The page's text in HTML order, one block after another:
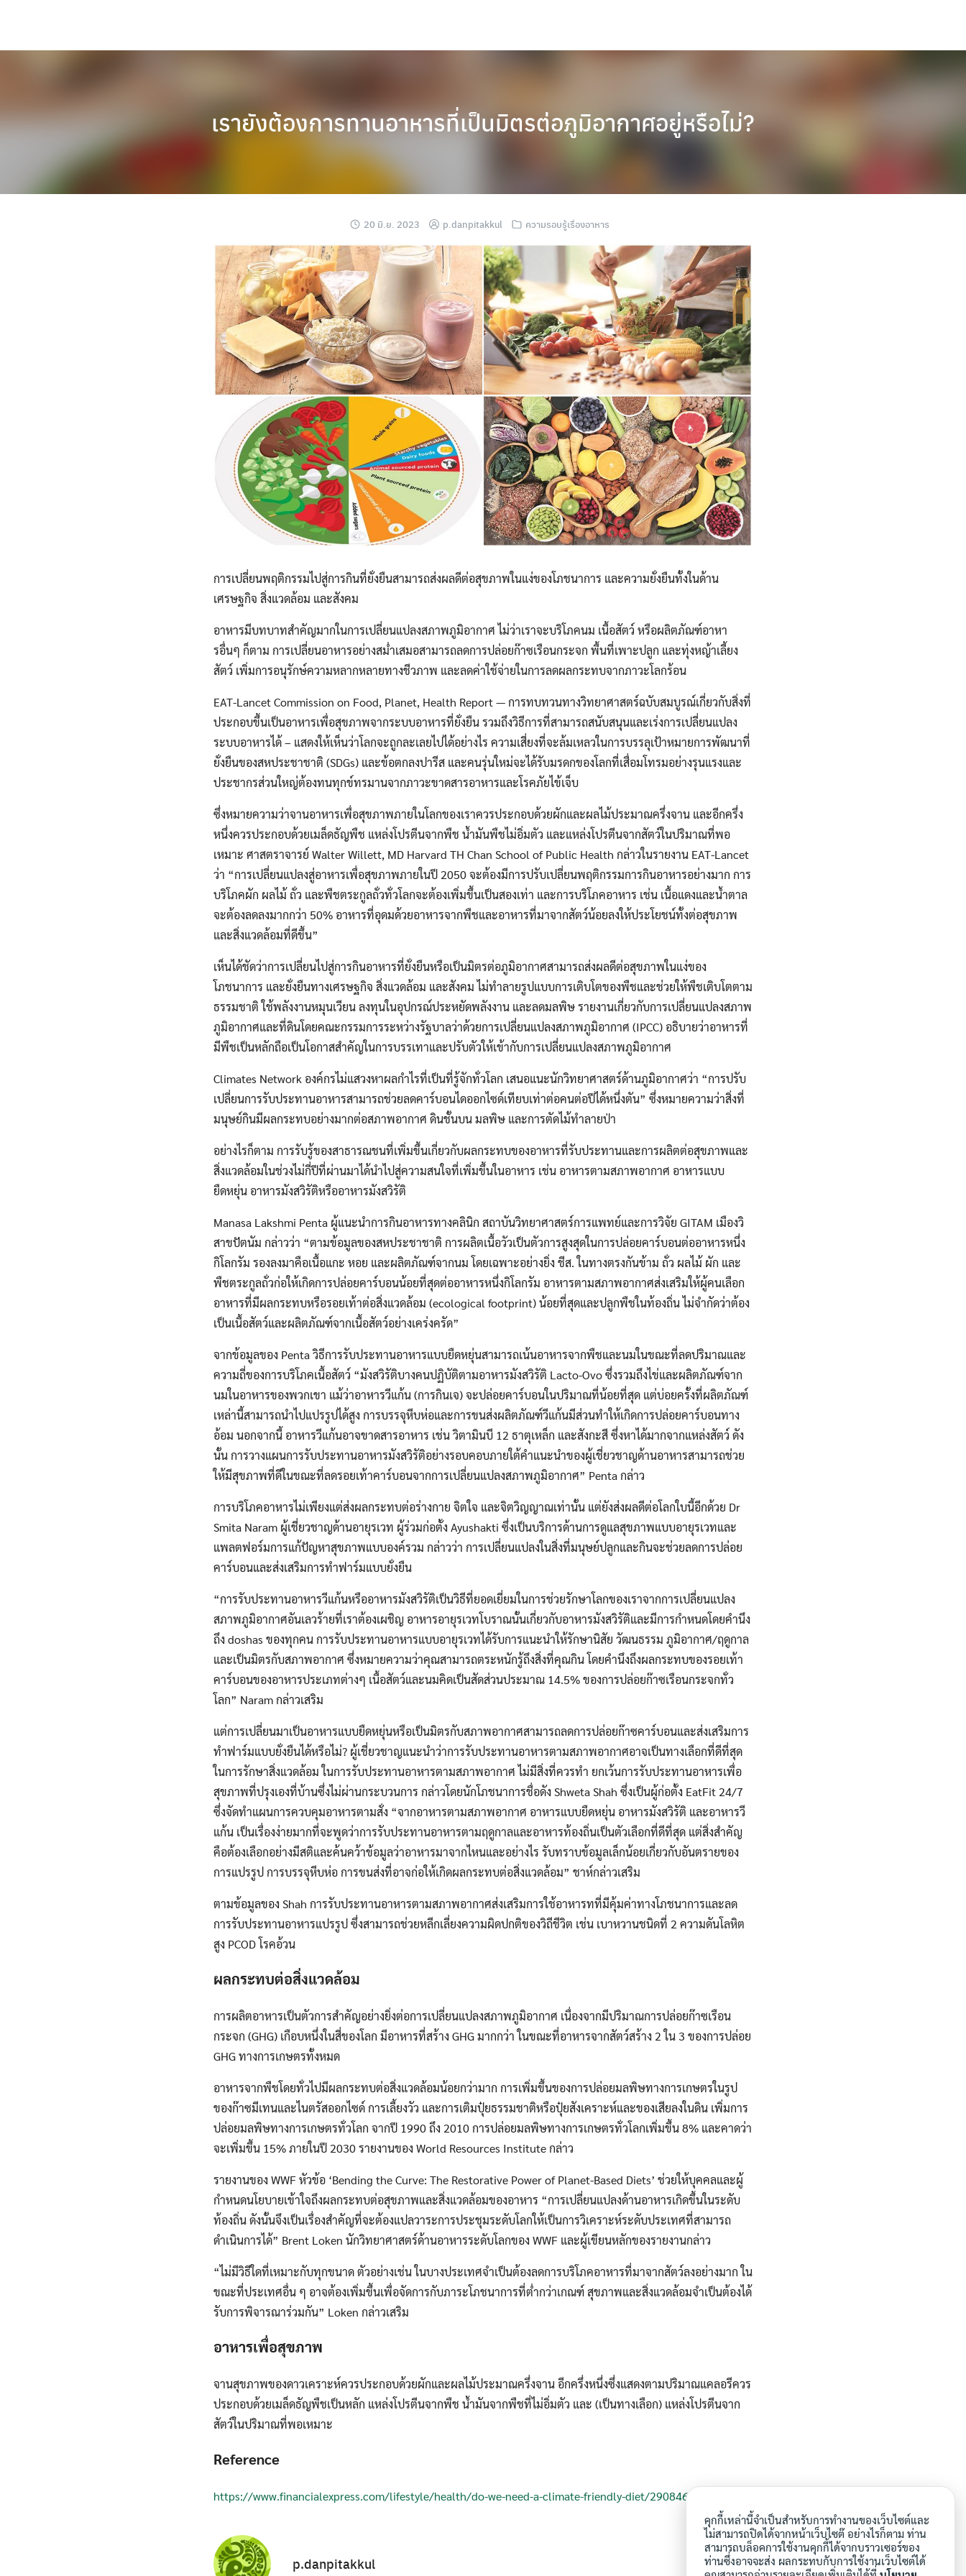
for:
Search
เรายังต้องการทานอาหารที่เป็นมิตรต่อภูมิอากาศอยู่หรือไม่?
20 มิ.ย. 2023 p.danpitakkul ความรอบรู้เรื่องอาหาร
การเปลี่ยนพฤติกรรมไปสู่การกินที่ยั่งยืนสามารถส่งผลดีต่อสุขภาพในแง่ของโภชนาการ และความยั่งยืนทั้งในด้าน
เศรษฐกิจ สิ่งแวดล้อม และสังคม
อาหารมีบทบาทสำคัญมากในการเปลี่ยนแปลงสภาพภูมิอากาศ ไม่ว่าเราจะบริโภคนม เนื้อสัตว์ หรือผลิตภัณฑ์อาหา
รอื่นๆ ก็ตาม การเปลี่ยนอาหารอย่างสม่ำเสมอสามารถลดการปล่อยก๊าซเรือนกระจก พื้นที่เพาะปลูก และทุ่งหญ้าเลี้ยง
สัตว์ เพิ่มการอนุรักษ์ความหลากหลายทางชีวภาพ และลดค่าใช้จ่ายในการลดผลกระทบจากภาวะโลกร้อน
EAT-Lancet Commission on Food, Planet, Health Report — การทบทวนทางวิทยาศาสตร์ฉบับสมบูรณ์เกี่ยวกับสิ่งที่
ประกอบขึ้นเป็นอาหารเพื่อสุขภาพจากระบบอาหารที่ยั่งยืน รวมถึงวิธีการที่สามารถสนับสนุนและเร่งการเปลี่ยนแปลง
ระบบอาหารได้ – แสดงให้เห็นว่าโลกจะถูกละเลยไปได้อย่างไร ความเสี่ยงที่จะล้มเหลวในการบรรลุเป้าหมายการพัฒนาที่
ยั่งยืนของสหประชาชาติ (SDGs) และข้อตกลงปารีส และคนรุ่นใหม่จะได้รับมรดกของโลกที่เสื่อมโทรมอย่างรุนแรงและ
ประชากรส่วนใหญ่ต้องทนทุกข์ทรมานจากภาวะขาดสารอาหารและโรคภัยไข้เจ็บ
ซึ่งหมายความว่าจานอาหารเพื่อสุขภาพภายในโลกของเราควรประกอบด้วยผักและผลไม้ประมาณครึ่งจาน และอีกครึ่ง
หนึ่งควรประกอบด้วยเมล็ดธัญพืช แหล่งโปรตีนจากพืช น้ำมันพืชไม่อิ่มตัว และแหล่งโปรตีนจากสัตว์ในปริมาณที่พอ
เหมาะ ศาสตราจารย์ Walter Willett, MD Harvard TH Chan School of Public Health กล่าวในรายงาน EAT-Lancet
ว่า “การเปลี่ยนแปลงสู่อาหารเพื่อสุขภาพภายในปี 2050 จะต้องมีการปรับเปลี่ยนพฤติกรรมการกินอาหารอย่างมาก การ
บริโภคผัก ผลไม้ ถั่ว และพืชตระกูลถั่วทั่วโลกจะต้องเพิ่มขึ้นเป็นสองเท่า และการบริโภคอาหาร เช่น เนื้อแดงและน้ำตาล
จะต้องลดลงมากกว่า 50% อาหารที่อุดมด้วยอาหารจากพืชและอาหารที่มาจากสัตว์น้อยลงให้ประโยชน์ทั้งต่อสุขภาพ
และสิ่งแวดล้อมที่ดีขึ้น”
เห็นได้ชัดว่าการเปลี่ยนไปสู่การกินอาหารที่ยั่งยืนหรือเป็นมิตรต่อภูมิอากาศสามารถส่งผลดีต่อสุขภาพในแง่ของ
โภชนาการ และยั่งยืนทางเศรษฐกิจ สิ่งแวดล้อม และสังคม ไม่ทำลายรูปแบบการเติบโตของพืชและช่วยให้พืชเติบโตตาม
ธรรมชาติ ใช้พลังงานหมุนเวียน ลงทุนในอุปกรณ์ประหยัดพลังงาน และลดมลพิษ รายงานเกี่ยวกับการเปลี่ยนแปลงสภาพ
ภูมิอากาศและที่ดินโดยคณะกรรมการระหว่างรัฐบาลว่าด้วยการเปลี่ยนแปลงสภาพภูมิอากาศ (IPCC) อธิบายว่าอาหารที่
มีพืชเป็นหลักถือเป็นโอกาสสำคัญในการบรรเทาและปรับตัวให้เข้ากับการเปลี่ยนแปลงสภาพภูมิอากาศ
Climates Network องค์กรไม่แสวงหาผลกำไรที่เป็นที่รู้จักทั่วโลก เสนอแนะนักวิทยาศาสตร์ด้านภูมิอากาศว่า “การปรับ
เปลี่ยนการรับประทานอาหารสามารถช่วยลดคาร์บอนไดออกไซด์เทียบเท่าต่อคนต่อปีได้หนึ่งตัน” ซึ่งหมายความว่าสิ่งที่
มนุษย์กินมีผลกระทบอย่างมากต่อสภาพอากาศ ดินชั้นบน มลพิษ และการตัดไม้ทำลายป่า
อย่างไรก็ตาม การรับรู้ของสาธารณชนที่เพิ่มขึ้นเกี่ยวกับผลกระทบของอาหารที่รับประทานและการผลิตต่อสุขภาพและ
สิ่งแวดล้อมในช่วงไม่กี่ปีที่ผ่านมาได้นำไปสู่ความสนใจที่เพิ่มขึ้นในอาหาร เช่น อาหารตามสภาพอากาศ อาหารแบบ
ยืดหยุ่น อาหารมังสวิรัติหรืออาหารมังสวิรัติ
Manasa Lakshmi Penta ผู้แนะนำการกินอาหารทางคลินิก สถาบันวิทยาศาสตร์การแพทย์และการวิจัย GITAM เมืองวิ
สาขปัตนัม กล่าวว่า “ตามข้อมูลของสหประชาชาติ การผลิตเนื้อวัวเป็นตัวการสูงสุดในการปล่อยคาร์บอนต่ออาหารหนึ่ง
กิโลกรัม รองลงมาคือเนื้อแกะ หอย และผลิตภัณฑ์จากนม โดยเฉพาะอย่างยิ่ง ชีส. ในทางตรงกันข้าม ถั่ว ผลไม้ ผัก และ
พืชตระกูลถั่วก่อให้เกิดการปล่อยคาร์บอนน้อยที่สุดต่ออาหารหนึ่งกิโลกรัม อาหารตามสภาพอากาศส่งเสริมให้ผู้คนเลือก
อาหารที่มีผลกระทบหรือรอยเท้าต่อสิ่งแวดล้อม (ecological footprint) น้อยที่สุดและปลูกพืชในท้องถิ่น ไม่จำกัดว่าต้อง
เป็นเนื้อสัตว์และผลิตภัณฑ์จากเนื้อสัตว์อย่างเคร่งครัด”
จากข้อมูลของ Penta วิธีการรับประทานอาหารแบบยืดหยุ่นสามารถเน้นอาหารจากพืชและนมในขณะที่ลดปริมาณและ
ความถี่ของการบริโภคเนื้อสัตว์ “มังสวิรัติบางคนปฏิบัติตามอาหารมังสวิรัติ Lacto-Ovo ซึ่งรวมถึงไข่และผลิตภัณฑ์จาก
นมในอาหารของพวกเขา แม้ว่าอาหารวีแก้น (การกินเจ) จะปล่อยคาร์บอนในปริมาณที่น้อยที่สุด แต่บ่อยครั้งที่ผลิตภัณฑ์
เหล่านี้สามารถนำไปแปรรูปได้สูง การบรรจุหีบห่อและการขนส่งผลิตภัณฑ์วีแก้นมีส่วนทำให้เกิดการปล่อยคาร์บอนทาง
อ้อม นอกจากนี้ อาหารวีแก้นอาจขาดสารอาหาร เช่น วิตามินบี 12 ธาตุเหล็ก และสังกะสี ซึ่งหาได้มากจากแหล่งสัตว์ ดัง
นั้น การวางแผนการรับประทานอาหารมังสวิรัติอย่างรอบคอบภายใต้คำแนะนำของผู้เชี่ยวชาญด้านอาหารสามารถช่วย
ให้มีสุขภาพที่ดีในขณะที่ลดรอยเท้าคาร์บอนจากการเปลี่ยนแปลงสภาพภูมิอากาศ” Penta กล่าว
การบริโภคอาหารไม่เพียงแต่ส่งผลกระทบต่อร่างกาย จิตใจ และจิตวิญญาณเท่านั้น แต่ยังส่งผลดีต่อโลกใบนี้อีกด้วย Dr
Smita Naram ผู้เชี่ยวชาญด้านอายุรเวท ผู้ร่วมก่อตั้ง Ayushakti ซึ่งเป็นบริการด้านการดูแลสุขภาพแบบอายุรเวทและ
แพลตฟอร์มการแก้ปัญหาสุขภาพแบบองค์รวม กล่าวว่า การเปลี่ยนแปลงในสิ่งที่มนุษย์ปลูกและกินจะช่วยลดการปล่อย
คาร์บอนและส่งเสริมการทำฟาร์มแบบยั่งยืน
“การรับประทานอาหารวีแก้นหรืออาหารมังสวิรัติเป็นวิธีที่ยอดเยี่ยมในการช่วยรักษาโลกของเราจากการเปลี่ยนแปลง
สภาพภูมิอากาศอันเลวร้ายที่เราต้องเผชิญ อาหารอายุรเวทโบราณนั้นเกี่ยวกับอาหารมังสวิรัติและมีการกำหนดโดยคำนึง
ถึง doshas ของทุกคน การรับประทานอาหารแบบอายุรเวทได้รับการแนะนำให้รักษานิสัย วัฒนธรรม ภูมิอากาศ/ฤดูกาล
และเป็นมิตรกับสภาพอากาศ ซึ่งหมายความว่าคุณสามารถตระหนักรู้ถึงสิ่งที่คุณกิน โดยคำนึงถึงผลกระทบของรอยเท้า
คาร์บอนของอาหารประเภทต่างๆ เนื้อสัตว์และนมคิดเป็นสัดส่วนประมาณ 14.5% ของการปล่อยก๊าซเรือนกระจกทั่ว
โลก” Naram กล่าวเสริม
แต่การเปลี่ยนมาเป็นอาหารแบบยืดหยุ่นหรือเป็นมิตรกับสภาพอากาศสามารถลดการปล่อยก๊าซคาร์บอนและส่งเสริมการ
ทำฟาร์มแบบยั่งยืนได้หรือไม่? ผู้เชี่ยวชาญแนะนำว่าการรับประทานอาหารตามสภาพอากาศอาจเป็นทางเลือกที่ดีที่สุด
ในการรักษาสิ่งแวดล้อม ในการรับประทานอาหารตามสภาพอากาศ ไม่มีสิ่งที่ควรทำ ยกเว้นการรับประทานอาหารเพื่อ
สุขภาพที่ปรุงเองที่บ้านซึ่งไม่ผ่านกระบวนการ กล่าวโดยนักโภชนาการชื่อดัง Shweta Shah ซึ่งเป็นผู้ก่อตั้ง EatFit 24/7
ซึ่งจัดทำแผนการควบคุมอาหารตามสั่ง “จากอาหารตามสภาพอากาศ อาหารแบบยืดหยุ่น อาหารมังสวิรัติ และอาหารวี
แก้น เป็นเรื่องง่ายมากที่จะพูดว่าการรับประทานอาหารตามฤดูกาลและอาหารท้องถิ่นเป็นตัวเลือกที่ดีที่สุด แต่สิ่งสำคัญ
คือต้องเลือกอย่างมีสติและค้นคว้าข้อมูลว่าอาหารมาจากไหนและอย่างไร รับทราบข้อมูลเล็กน้อยเกี่ยวกับอันตรายของ
การแปรรูป การบรรจุหีบห่อ การขนส่งที่อาจก่อให้เกิดผลกระทบต่อสิ่งแวดล้อม” ชาห์กล่าวเสริม
ตามข้อมูลของ Shah การรับประทานอาหารตามสภาพอากาศส่งเสริมการใช้อาหารทที่มีคุ้มค่าทางโภชนาการและลด
การรับประทานอาหารแปรรูป ซึ่งสามารถช่วยหลีกเลี่ยงความผิดปกติของวิถีชีวิต เช่น เบาหวานชนิดที่ 2 ความดันโลหิต
สูง PCOD โรคอ้วน
ผลกระทบต่อสิ่งแวดล้อม
การผลิตอาหารเป็นตัวการสำคัญอย่างยิ่งต่อการเปลี่ยนแปลงสภาพภูมิอากาศ เนื่องจากมีปริมาณการปล่อยก๊าซเรือน
กระจก (GHG) เกือบหนึ่งในสี่ของโลก มีอาหารที่สร้าง GHG มากกว่า ในขณะที่อาหารจากสัตว์สร้าง 2 ใน 3 ของการปล่อย
GHG ทางการเกษตรทั้งหมด
อาหารจากพืชโดยทั่วไปมีผลกระทบต่อสิ่งแวดล้อมน้อยกว่ามาก การเพิ่มขึ้นของการปล่อยมลพิษทางการเกษตรในรูป
ของก๊าซมีเทนและไนตรัสออกไซด์ การเลี้ยงวัว และการเติมปุ๋ยธรรมชาติหรือปุ๋ยสังเคราะห์และของเสียลงในดิน เพิ่มการ
ปล่อยมลพิษทางการเกษตรทั่วโลก จากปี 1990 ถึง 2010 การปล่อยมลพิษทางการเกษตรทั่วโลกเพิ่มขึ้น 8% และคาดว่า
จะเพิ่มขึ้น 15% ภายในปี 2030 รายงานของ World Resources Institute กล่าว
รายงานของ WWF หัวข้อ ‘Bending the Curve: The Restorative Power of Planet-Based Diets’ ช่วยให้บุคคลและผู้
กำหนดนโยบายเข้าใจถึงผลกระทบต่อสุขภาพและสิ่งแวดล้อมของอาหาร “การเปลี่ยนแปลงด้านอาหารเกิดขึ้นในระดับ
ท้องถิ่น ดังนั้นจึงเป็นเรื่องสำคัญที่จะต้องแปลวาระการประชุมระดับโลกให้เป็นการวิเคราะห์ระดับประเทศที่สามารถ
ดำเนินการได้” Brent Loken นักวิทยาศาสตร์ด้านอาหารระดับโลกของ WWF และผู้เขียนหลักของรายงานกล่าว
“ไม่มีวิธีใดที่เหมาะกับทุกขนาด ตัวอย่างเช่น ในบางประเทศจำเป็นต้องลดการบริโภคอาหารที่มาจากสัตว์ลงอย่างมาก ใน
ขณะที่ประเทศอื่น ๆ อาจต้องเพิ่มขึ้นเพื่อจัดการกับภาระโภชนาการที่ต่ำกว่าเกณฑ์ สุขภาพและสิ่งแวดล้อมจำเป็นต้องได้
รับการพิจารณาร่วมกัน” Loken กล่าวเสริม
อาหารเพื่อสุขภาพ
จานสุขภาพของดาวเคราะห์ควรประกอบด้วยผักและผลไม้ประมาณครึ่งจาน อีกครึ่งหนึ่งซึ่งแสดงตามปริมาณแคลอรีควร
ประกอบด้วยเมล็ดธัญพืชเป็นหลัก แหล่งโปรตีนจากพืช น้ำมันจากพืชที่ไม่อิ่มตัว และ (เป็นทางเลือก) แหล่งโปรตีนจาก
สัตว์ในปริมาณที่พอเหมาะ
Reference
https://www.financialexpress.com/lifestyle/health/do-we-need-a-climate-friendly-diet/2908466/
p.danpitakkul
คุกกี้เหล่านี้จำเป็นสำหรับการทำงานของเว็บไซต์และ
ไม่สามารถปิดได้จากหน้าเว็บไซต๊ อย่างไรก็ตาม ท่าน
สามารถบล็อคการใช้งานคุกกี้ได้จากบราวเซอร์ของ
ท่านซึ่งอาจจะส่ง ผลกระทบกับการใช้งานเว็บไซต์ได้